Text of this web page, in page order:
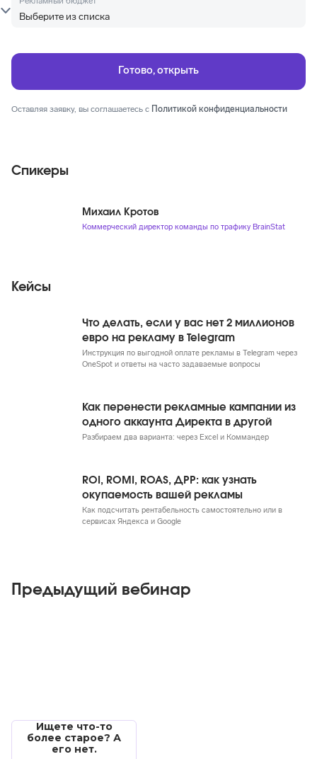
Оставляя заявку, вы соглашаетесь с Политикой конфиденциальности
Спикеры
Михаил Кротов
Коммерческий директор команды по трафику BrainStat
Кейсы
Что делать, если у вас нет 2 миллионов
евро на рекламу в Telegram
Инструкция по выгодной оплате рекламы в Telegram через
OneSpot и ответы на часто задаваемые вопросы
Как перенести рекламные кампании из
одного аккаунта Директа в другой
Разбираем два варианта: через Excel и Коммандер
ROI, ROMI, ROAS, ДРР: как узнать
окупаемость вашей рекламы
Как подсчитать рентабельность самостоятельно или в
сервисах Яндекса и Google
Предыдущий вебинар
Ищете что-то
более старое? А
его нет.